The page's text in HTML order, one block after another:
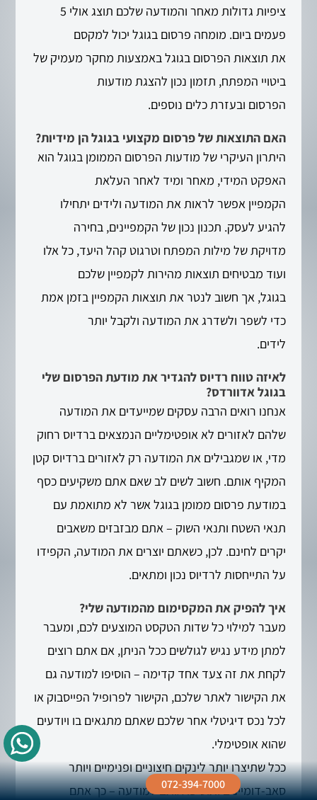
ציפיות גדולות מאחר והמודעה שלכם תוצג אולי 5
פעמים ביום. מומחה פרסום בגוגל יכול למקסם
את תוצאות הפרסום בגוגל באמצעות מחקר מעמיק של
ביטויי המפתח, תזמון נכון להצגת מודעות
הפרסום ובעזרת כלים נוספים.
האם התוצאות של פרסום מקצועי בגוגל הן מידיות?
היתרון העיקרי של מודעות הפרסום הממומן בגוגל הוא
האפקט המידי, מאחר ומיד לאחר העלאת
הקמפיין אפשר לראות את המודעה ולידים יתחילו
להגיע לעסק. תכנון נכון של הקמפיינים, בחירה
מדויקת של מילות המפתח וטרגוט קהל היעד, כל אלו
ועוד מבטיחים תוצאות מהירות לקמפיין שלכם
בגוגל, אך חשוב לנטר את תוצאות הקמפיין בזמן אמת
כדי לשפר ולשדרג את המודעה ולקבל יותר
לידים.
לאיזה טווח רדיוס להגדיר את מודעת הפרסום שלי
בגוגל אדוורדס?
אנחנו רואים הרבה עסקים שמייעדים את המודעה
שלהם לאזורים לא אופטימליים הנמצאים ברדיוס רחוק
מדי, או שמגבילים את המודעה רק לאזורים ברדיוס קטן
המקיף אותם. חשוב לשים לב שאם אתם משקיעים כסף
במודעת פרסום ממומן בגוגל אשר לא מתואמת עם
תנאי השטח ותנאי השוק – אתם מבזבזים משאבים
יקרים לחינם. לכן, כשאתם יוצרים את המודעה, הקפידו
על התייחסות לרדיוס נכון ומתאים.
איך להפיק את המקסימום מהמודעה שלי?
מעבר למילוי כל שדות הטקסט המוצעים לכם, ומעבר
למתן מידע נגיש לגולשים ככל הניתן, אם אתם רוצים
לקחת את זה צעד אחד קדימה – הוסיפו למודעה גם
את הקישור לאתר שלכם, הקישור לפרופיל הפייסבוק או
לכל נכס דיגיטלי אחר שלכם שאתם מתגאים בו ויודעים
שהוא אופטימלי.
ככל שתיצרו יותר לינקים חיצוניים ופנימיים ויותר
סאב-דומיינים ותוסיפו אותם למודעה – כך אתם
072-394-7000